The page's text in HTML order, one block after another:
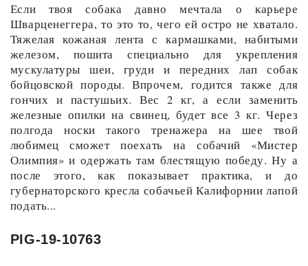
Если твоя собака давно мечтала о карьере
Шварценеггера, то это то, чего ей остро не хватало.
Тяжелая кожаная лента с кармашками, набитыми
железом, пошита специально для укрепления
мускулатуры шеи, груди и передних лап собак
бойцовской породы. Впрочем, годится также для
гончих и пастушьих. Вес 2 кг, а если заменить
железные опилки на свинец, будет все 3 кг. Через
полгода носки такого тренажера на шее твой
любимец сможет поехать на собачий «Мистер
Олимпия» и одержать там блестящую победу. Ну а
после этого, как показывает практика, и до
губернаторского кресла собачьей Калифорнии лапой
подать...
PIG-19-10763